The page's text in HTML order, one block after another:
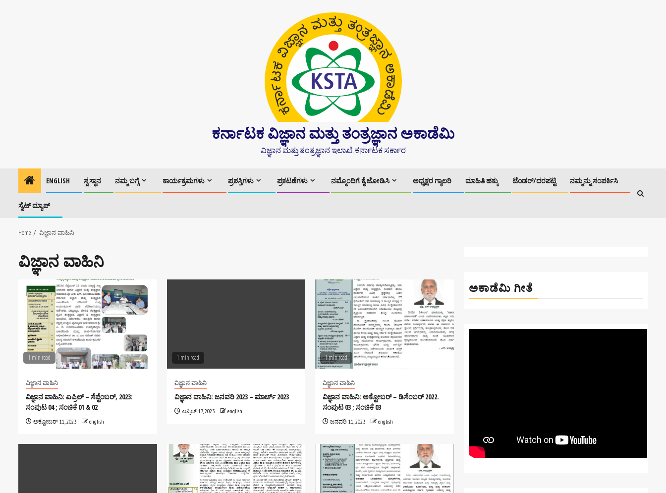
ಕರ್ನಾಟಕ ವಿಜ್ಞಾನ ಮತ್ತು ತಂತ್ರಜ್ಞಾನ ಅಕಾಡೆಮಿ
ವಿಜ್ಞಾನ ಮತ್ತು ತಂತ್ರಜ್ಞಾನ ಇಲಾಖೆ, ಕರ್ನಾಟಕ ಸರ್ಕಾರ
ENGLISH ಸ್ವಸ್ಥಾನ ನಮ್ಮ ಬಗ್ಗೆ ಕಾರ್ಯಕ್ರಮಗಳು ಪ್ರಶಸ್ತಿಗಳು ಪ್ರಕಟಣೆಗಳು ನಮ್ಮೊಂದಿಗೆ ಕೈ ಜೋಡಿಸಿ ಅಧ್ಯಕ್ಷರ ಗ್ಯಾಲರಿ ಮಾಹಿತಿ ಹಕ್ಕು ಟೆಂಡರ್/ದರಪಟ್ಟಿ ನಮ್ಮನ್ನು ಸಂಪರ್ಕಿಸಿ
ಸೈಟ್ ಮ್ಯಾಪ್
Home ವಿಜ್ಞಾನ ವಾಹಿನಿ
ವಿಜ್ಞಾನ ವಾಹಿನಿ
1 min read
ವಿಜ್ಞಾನ ವಾಹಿನಿ
ವಿಜ್ಞಾನ ವಾಹಿನಿ: ಏಪ್ರಿಲ್ – ಸೆಪ್ಟೆಂಬರ್, 2023:
ಸಂಪುಟ 04 ; ಸಂಚಿಕೆ 01 & 02
ಅಕ್ಟೋಬರ್ 11, 2023 english
1 min read
ವಿಜ್ಞಾನ ವಾಹಿನಿ
ವಿಜ್ಞಾನ ವಾಹಿನಿ: ಜನವರಿ 2023 – ಮಾರ್ಚ್ 2023
ಏಪ್ರಿಲ್ 17, 2023 english
1 min read
ವಿಜ್ಞಾನ ವಾಹಿನಿ
ವಿಜ್ಞಾನ ವಾಹಿನಿ: ಅಕ್ಟೋಬರ್ – ಡಿಸೆಂಬರ್ 2022.
ಸಂಪುಟ 03 ; ಸಂಚಿಕೆ 03
ಜನವರಿ 11, 2023 english
ಅಕಾಡೆಮಿ ಗೀತೆ